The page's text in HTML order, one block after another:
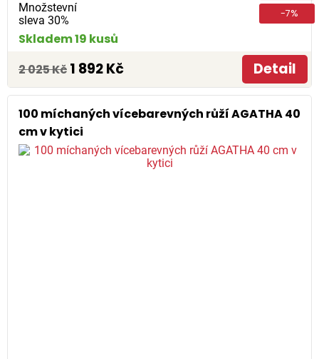
Množstevní
sleva 30%
-7%
Skladem 19 kusů
2 025 Kč 1 892 Kč Detail
100 míchaných vícebarevných růží AGATHA 40
cm v kytici